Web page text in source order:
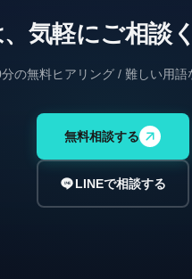
気軽にご相談
の無料ヒアリング / 難しい用語
無料相談する
LINEで相談する